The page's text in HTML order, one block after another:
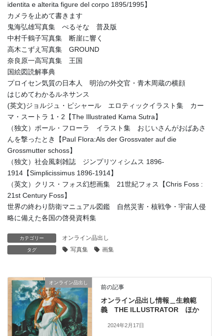
identita e alterita figure del corpo 1895/1995】
カメラを止めて書きます
鬼海弘雄写真集 ぺるそな 普及版
中村千鶴子写真集 断崖に響く
高木こずえ写真集 GROUND
奈良原一高写真集 王国
国絵図読解事典
プロイセン気質の日本人 明治の外交官・青木周蔵の横顔
はじめてわかるルネサンス
(英文)ジョルジュ・ピシャール エロティックイラスト集 カー
マ・スートラ 1・2【The Illustrated Kama Sutra】
（独文）ポール・フローラ イラスト集 おじいさんがおばあさ
んを撃ったとき【Paul Flora:Als der Grossvater auf die
Grossmutter schoss】
（独文）社会風刺雑誌 ジンプリツィシムス 1896-
1914【Simplicissimus 1896-1914】
（英文）クリス・フォス幻想画集 21世紀フォス【Chris Foss :
21st Century Foss】
世界の終わり防衛マニュアル図鑑 自然災害・核戦争・宇宙人侵
略に備えた各国の啓発資料集
カテゴリー オンライン品出し
タグ 写真集 画集
オンライン品出し
前の記事
オンライン品出し情報＿生賴範
義 THE ILLUSTRATOR ほか
2024年2月17日